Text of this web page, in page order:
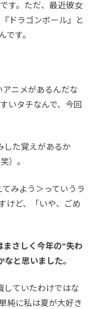
す。ただ、最近彼女
ドラゴンボール』と
です。
アニメがあるんだな
いタチなんで、今回
した覚えがあるか
）。
みよう＞っていうラ
けど、「いや、ごめ
さしく今年の“失わ
と思いました。
していたわけではな
純に私は夏が大好き